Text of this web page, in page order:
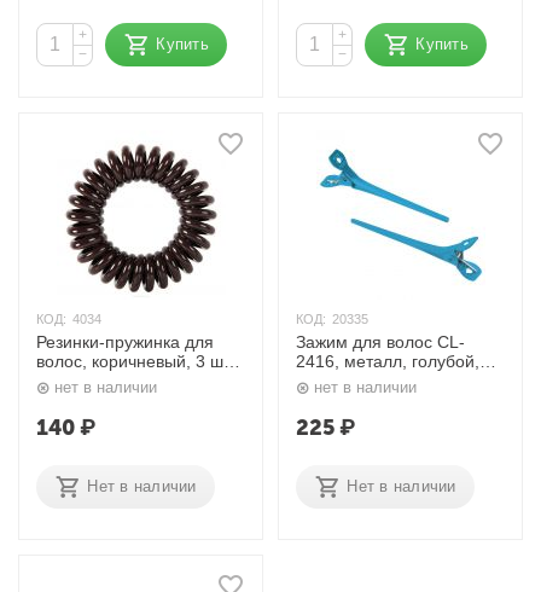
+
−
Купить
+
−
Купить
КОД: 4034
Резинки-пружинка для
волос, коричневый, 3 шт.
Dewalнет в наличии
140₽
Нет в наличии
КОД: 20335
Зажим для волос CL-
2416, металл, голубой,
5,5 см, 12 шт. Dewal
нет в наличии
225₽
Нет в наличии